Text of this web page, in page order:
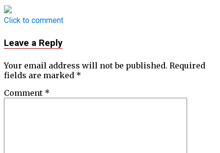
Click to comment
Leave a Reply
Your email address will not be published. Required
fields are marked *
Comment *